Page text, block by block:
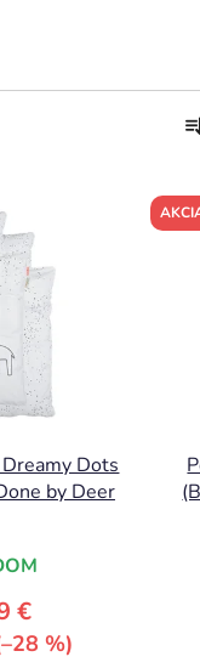
R
a
e
n
u
k
Dots
by Deer
€
%)